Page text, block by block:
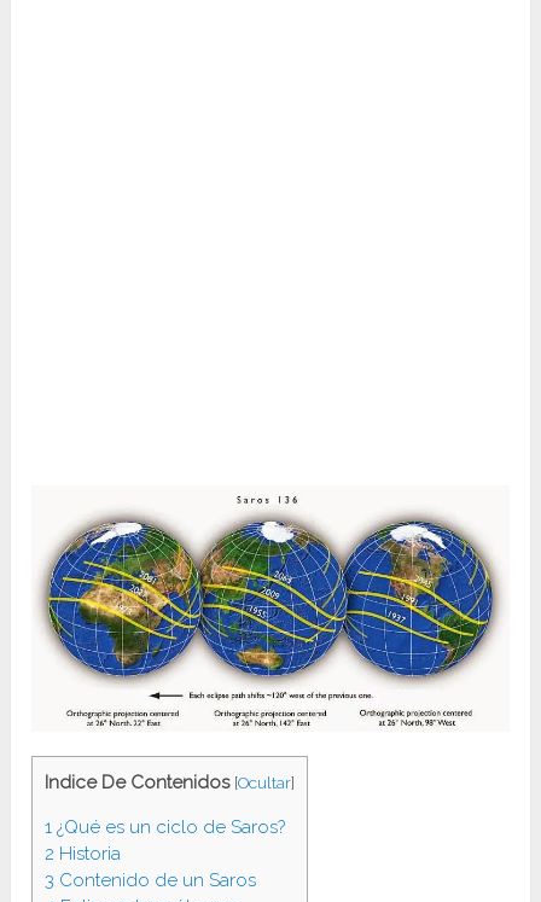
Indice De Contenidos [Ocultar]
1 ¿Qué es un ciclo de Saros?
2 Historia
3 Contenido de un Saros